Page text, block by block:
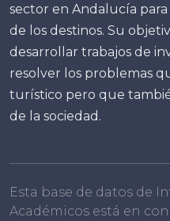
sector en Andalucía
de los destinos. Su
desarrollar trabajos de
resolver los problemas
turístico pero que
de la sociedad.
Esta base de datos de
Académicos está en